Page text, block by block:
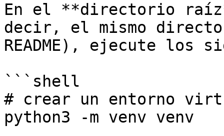
En el **directorio
decir, el mismo
README), ejecute los
```shell
# crear un entorno
python3 -m venv venv